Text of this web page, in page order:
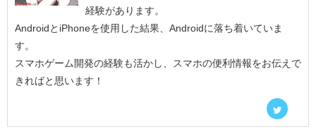
経験があります。
AndroidとiPhoneを使用した結果、Androidに落ち着いていま
す。
スマホゲーム開発の経験も活かし、スマホの便利情報をお伝えで
きればと思います！